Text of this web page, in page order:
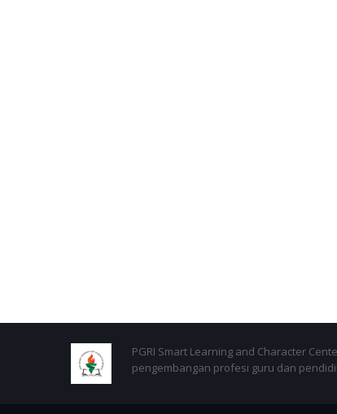
PGRI Smart Learning and Character
pengembangan profesi guru dan